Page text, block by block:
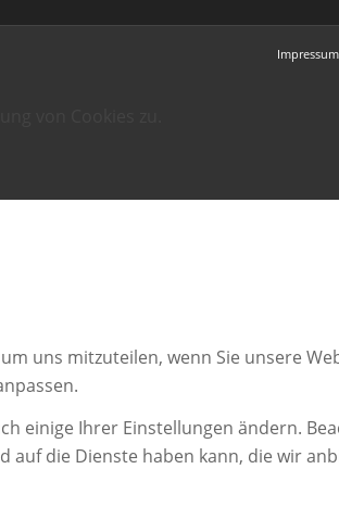
Impressum
uns mitzuteilen, wenn Sie unsere
einige Ihrer Einstellungen ändern.
auf die Dienste haben kann, die wir